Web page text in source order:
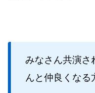
みなさん共演さ
んと仲良くなる